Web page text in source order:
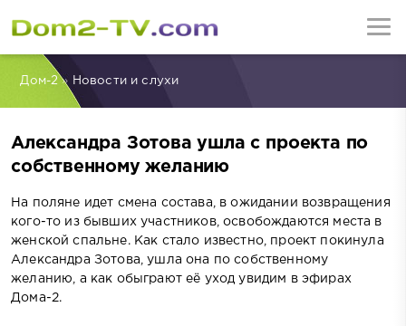
Дом-2» Новости и слухи
Александра Зотова ушла с проекта по
собственному желанию
На поляне идет смена состава, в ожидании возвращения
кого-то из бывших участников, освобождаются места в
женской спальне. Как стало известно, проект покинула
Александра Зотова, ушла она по собственному
желанию, а как обыграют её уход увидим в эфирах
Дома-2.